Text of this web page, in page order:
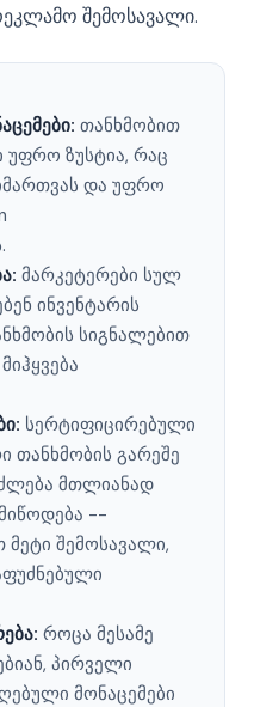
შემოსავალი.
თანხმობით
უფრო ზუსტია, რაც
და უფრო
მარკეტერები სულ
ინვენტარის
სიგნალებით
სერტიფიცირებული
თანხმობის გარეშე
მთლიანად
--
შემოსავალი,
როცა მესამე
პირველი
მონაცემები